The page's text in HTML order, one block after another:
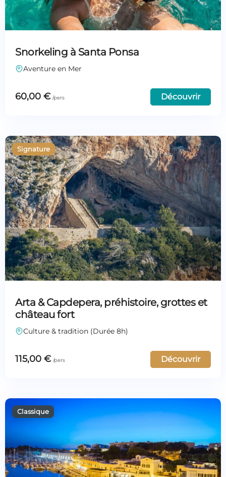
Snorkeling à Santa Ponsa
Aventure en Mer
60,00 € Découvrir
Arta & Capdepera, préhistoire, grottes et
château fort
Culture & tradition (Durée 8h)
115,00 € Découvrir